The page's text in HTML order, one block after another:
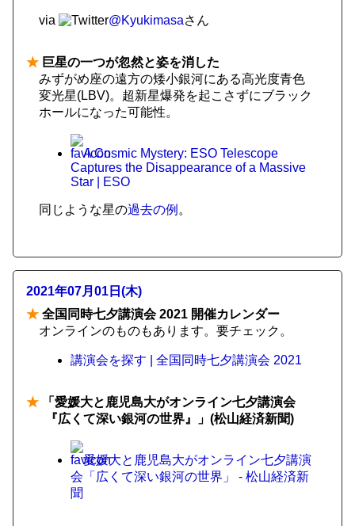
via @Kyukimasaさん
★ 巨星の一つが忽然と姿を消した
みずがめ座の遠方の矮小銀河にある高光度青色
変光星(LBV)。超新星爆発を起こさずにブラック
ホールになった可能性。
A Cosmic Mystery: ESO Telescope
Captures the Disappearance of a Massive
Star | ESO
同じような星の過去の例 。
2021年07月01日(木)
★ 全国同時七夕講演会 2021 開催カレンダー
オンラインのものもあります。要チェック。
講演会を探す | 全国同時七夕講演会 2021
★ 「愛媛大と鹿児島大がオンライン七夕講演会
『広くて深い銀河の世界』」(松山経済新聞)
愛媛大と鹿児島大がオンライン七夕講演
会「広くて深い銀河の世界」 - 松山経済新
聞